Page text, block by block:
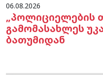
06.08.2026
„პოლიციელების
გამომასახლეს
ბათუმიდან